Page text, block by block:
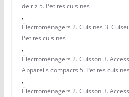
de riz 5. Petites cuisines
,
Électroménagers 2. Cuisines 3.
Petites cuisines
,
Électroménagers 2. Cuisson 3.
Appareils compacts 5. Petites cuisines
,
Électroménagers 2. Cuisson 3.